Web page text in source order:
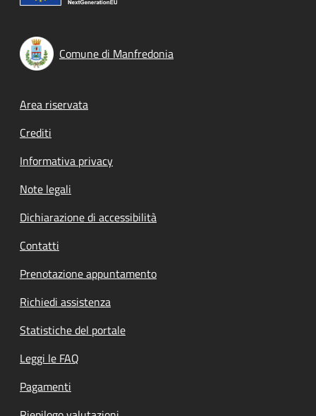
Comune di Manfredonia
Footer menu
Area riservata
Crediti
Informativa privacy
Note legali
Dichiarazione di accessibilità
Contatti
Prenotazione appuntamento
Richiedi assistenza
Statistiche del portale
Leggi le FAQ
Pagamenti